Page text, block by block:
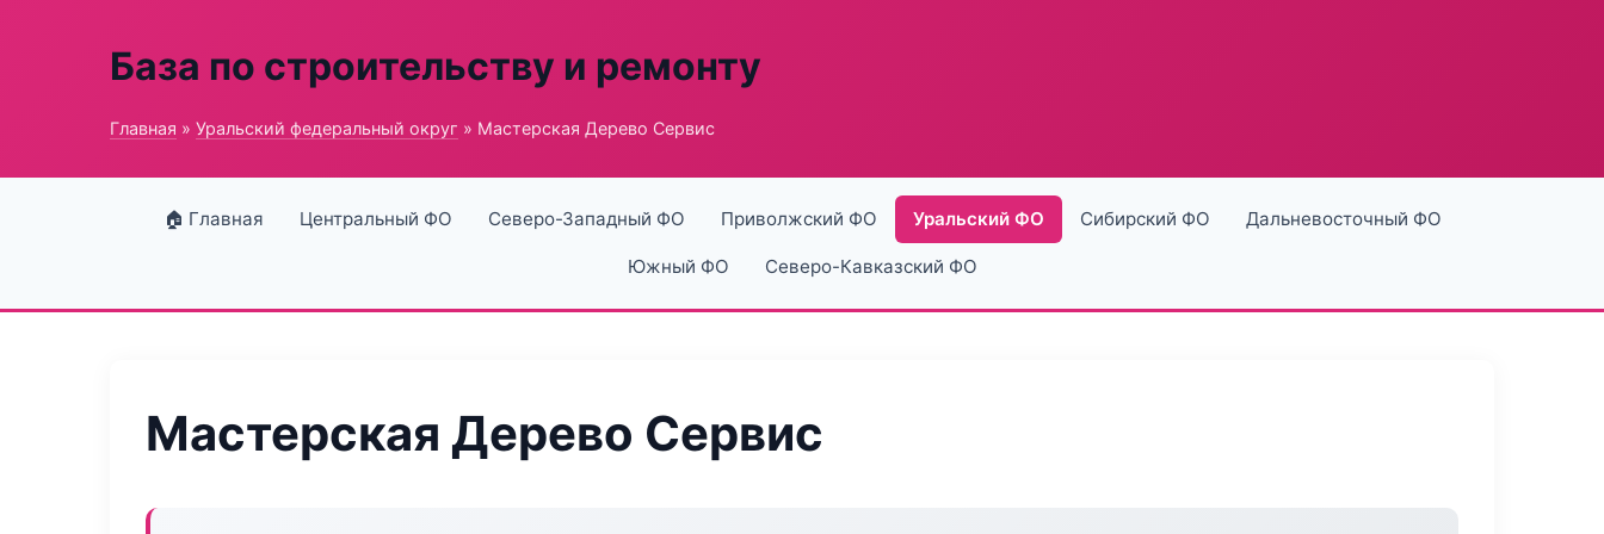
База по строительству и ремонту
Главная » Уральский федеральный округ » Мастерская Дерево Сервис
🏠 Главная Центральный ФО Северо-Западный ФО Приволжский ФО Уральский ФО Сибирский ФО Дальневосточный ФО
Южный ФО Северо-Кавказский ФО
Мастерская Дерево Сервис